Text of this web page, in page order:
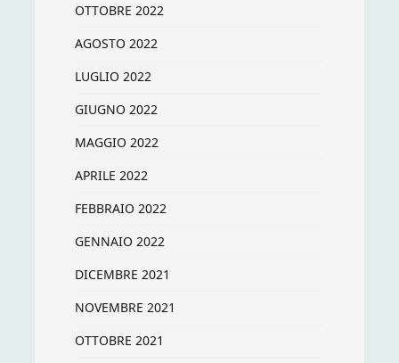
OTTOBRE 2022
AGOSTO 2022
LUGLIO 2022
GIUGNO 2022
MAGGIO 2022
APRILE 2022
FEBBRAIO 2022
GENNAIO 2022
DICEMBRE 2021
NOVEMBRE 2021
OTTOBRE 2021